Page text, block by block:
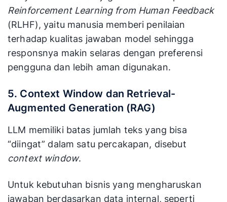
Reinforcement Learning from Human Feedback
(RLHF), yaitu manusia memberi penilaian
terhadap kualitas jawaban model sehingga
responsnya makin selaras dengan preferensi
pengguna dan lebih aman digunakan.
5. Context Window dan Retrieval-
Augmented Generation (RAG)
LLM memiliki batas jumlah teks yang bisa
“diingat” dalam satu percakapan, disebut
context window.
Untuk kebutuhan bisnis yang mengharuskan
jawaban berdasarkan data internal, seperti